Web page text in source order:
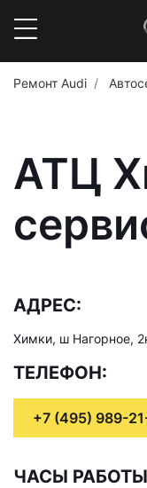
Ремонт Audi
АТЦ
АДРЕС:
Химки, ш Нагорное,
ТЕЛЕФОН:
+7 (495) 989-
ЧАСЫ